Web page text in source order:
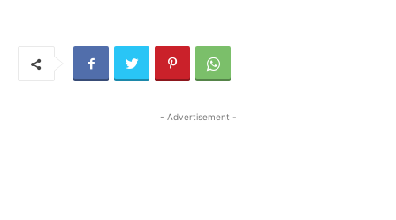
- Advertisement -